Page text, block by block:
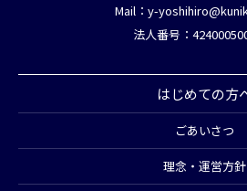
Mail： y-
法人番号：
はじめての方
ごあいさつ
理念・運営方針